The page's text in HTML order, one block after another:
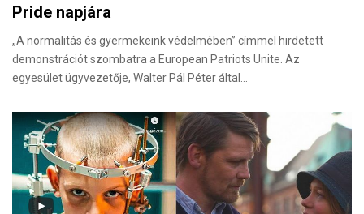
Pride napjára
„A normalitás és gyermekeink védelmében” címmel hirdetett
demonstrációt szombatra a European Patriots Unite. Az
egyesület ügyvezetője, Walter Pál Péter által…